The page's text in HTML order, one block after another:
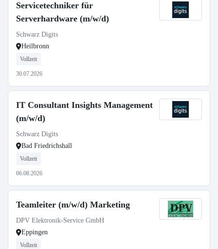
Servicetechniker für
Serverhardware (m/w/d)
Schwarz Digits
Heilbronn
Vollzeit
30.07.2026
IT Consultant Insights Management
(m/w/d)
Schwarz Digits
Bad Friedrichshall
Vollzeit
06.08.2026
Teamleiter (m/w/d) Marketing
DPV Elektronik-Service GmbH
Eppingen
Vollzeit